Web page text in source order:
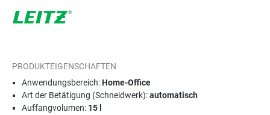
PRODUKTEIGENSCHAFTEN
Anwendungsbereich:Home-Office
Art der Betätigung (Schneidwerk):automatisch
Auffangvolumen: 15 l